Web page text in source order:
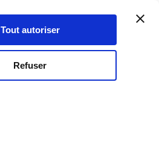
Tout autoriser
Refuser
Se connecter